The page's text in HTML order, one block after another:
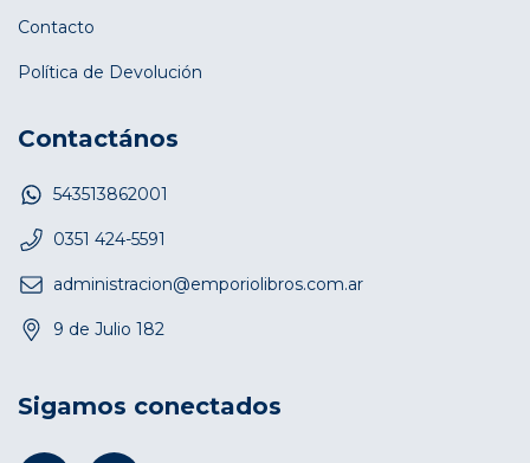
Contacto
Política de Devolución
Contactános
543513862001
0351 424-5591
administracion@emporiolibros.com.ar
9 de Julio 182
Sigamos conectados